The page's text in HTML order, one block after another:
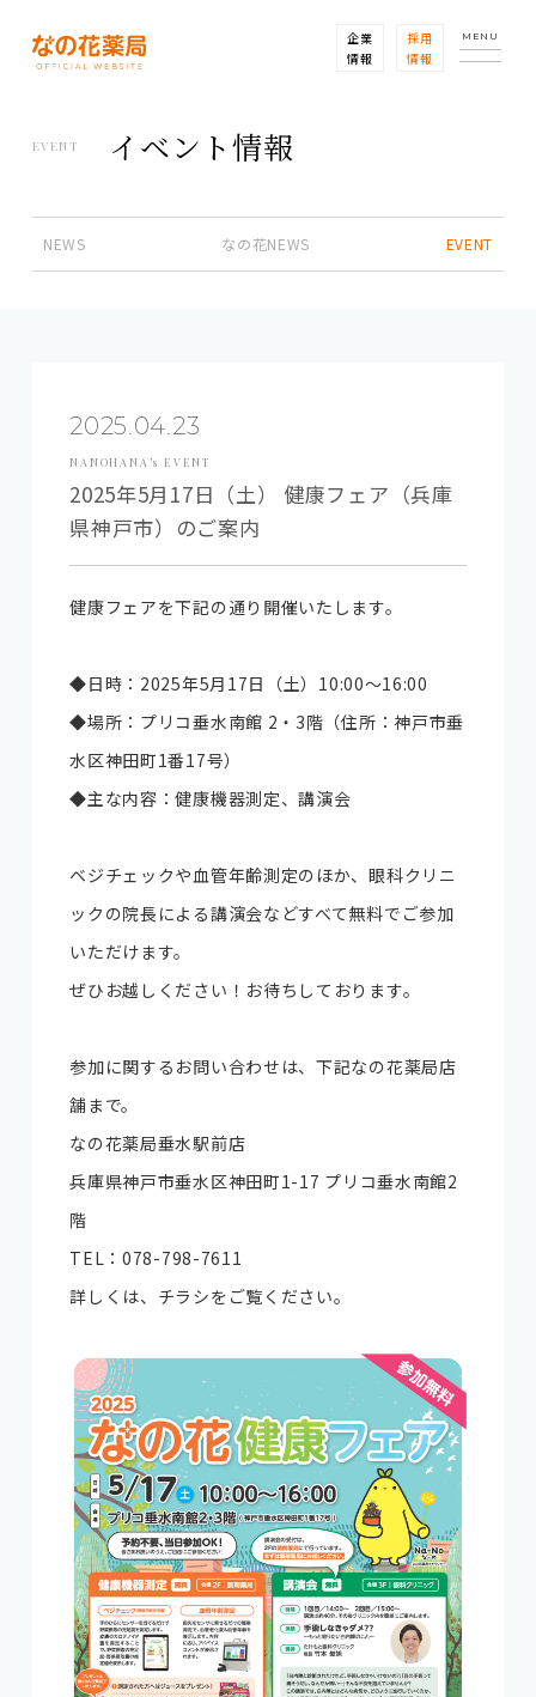
企業
情報
採用
情報
MENU
EVENT イベント情報
NEWS なの花NEWS EVENT
2025.04.23
NANOHANA’s EVENT
2025年5月17日（土） 健康フェア（兵庫
県神戸市）のご案内
健康フェアを下記の通り開催いたします。
◆日時：2025年5月17日（土）10:00～16:00
◆場所：プリコ垂水南館 2・3階（住所：神戸市垂
水区神田町1番17号）
◆主な内容：健康機器測定、講演会
ベジチェックや血管年齢測定のほか、眼科クリニ
ックの院長による講演会などすべて無料でご参加
いただけます。
ぜひお越しください！お待ちしております。
参加に関するお問い合わせは、下記なの花薬局店
舗まで。
なの花薬局垂水駅前店
兵庫県神戸市垂水区神田町1-17 プリコ垂水南館2
階
TEL：078-798-7611
詳しくは、チラシをご覧ください。